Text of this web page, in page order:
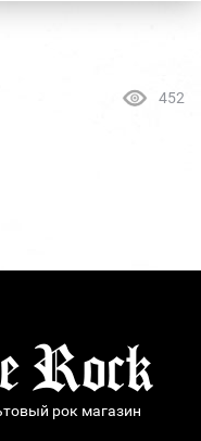
452
рок магазин